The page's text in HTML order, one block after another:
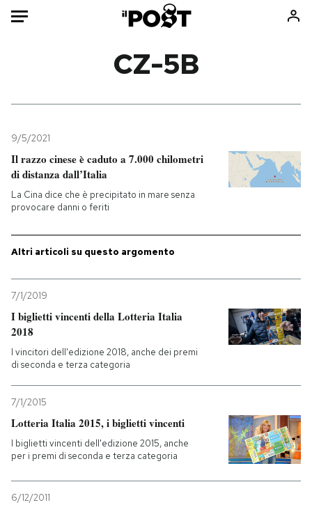
Mondo
Politica
Tecnologia
Internet
Cultura
Economia
Sport
Consumismi
Ok Boomer!
Europa
Mondiali calcio 2026
PODCAST
NEWSLETTER
I MIEI PREFERITI
SHOP
CZ-5B
9/5/2021
Il razzo cinese è caduto a 7.000 chilometri
di distanza dall’Italia
La Cina dice che è precipitato in mare senza
provocare danni o feriti
Altri articoli su questo argomento
7/1/2019
I biglietti vincenti della Lotteria Italia
2018
I vincitori dell'edizione 2018, anche dei premi
di seconda e terza categoria
7/1/2015
Lotteria Italia 2015, i biglietti vincenti
I biglietti vincenti dell'edizione 2015, anche
per i premi di seconda e terza categoria
6/12/2011